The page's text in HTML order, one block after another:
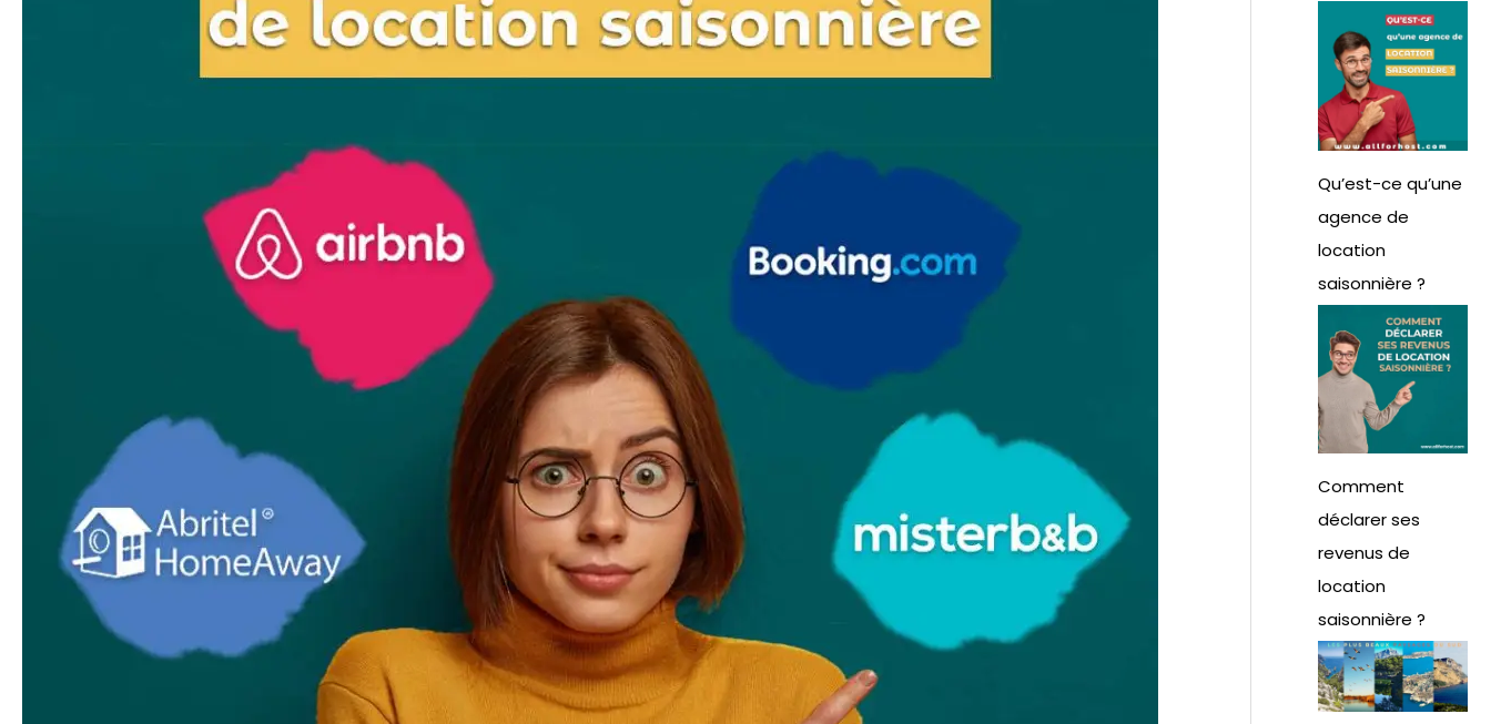
:
Qu’est-ce qu’une
agence de
location
saisonnière ?
Comment
déclarer ses
revenus de
location
saisonnière ?